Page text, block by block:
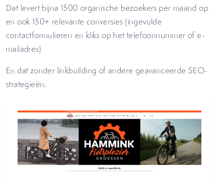
Dat levert bijna 1500 organische bezoekers per maand op
en ook 150+ relevante conversies (ingevulde
contactformulieren en kliks op het telefoonnummer of e-
mailadres)
En dat zonder linkbuilding of andere geavanceerde SEO-
strategieën.